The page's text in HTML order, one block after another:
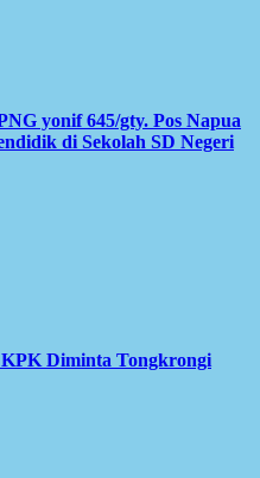
yonif 645/gty. Pos Napua
di Sekolah SD Negeri
Diminta Tongkrongi